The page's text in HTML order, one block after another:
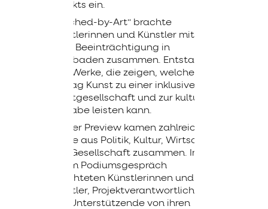
Projekts ein.
„Touched-by-Art“ brachte
Künstlerinnen und Künstler mit und
ohne Beeinträchtigung in
Wiesbaden zusammen. Entstanden
sind Werke, die zeigen, welchen
Beitrag Kunst zu einer inklusiven
Stadtgesellschaft und zur kulturelle
Teilhabe leisten kann.
Bei der Preview kamen zahlreiche
Gäste aus Politik, Kultur, Wirtschaft
und Gesellschaft zusammen. In
einem Podiumsgespräch
berichteten Künstlerinnen und
Künstler, Projektverantwortliche
und Unterstützende von ihren